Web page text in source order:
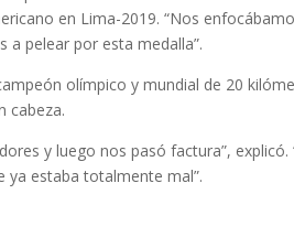
en Lima-2019. “Nos
pelear por esta medalla”.
olímpico y mundial de 20
cabeza.
y luego nos pasó factura”, explicó.
estaba totalmente mal”.